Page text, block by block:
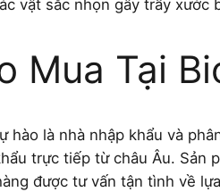
vật sắc nhọn gây trầy
Mua Tại
hào là nhà nhập khẩu và
trực tiếp từ châu Âu. Sản
được tư vấn tận tình về